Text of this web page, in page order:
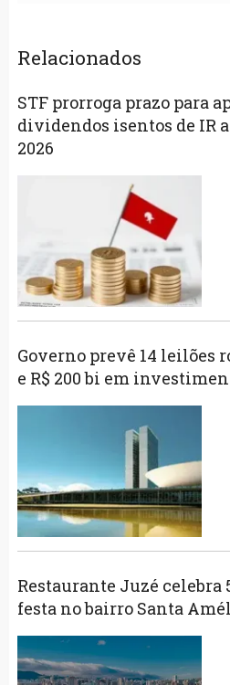
Relacionados
STF prorroga prazo para
dividendos isentos de IR
2026
Governo prevê 14 leilões
e R$ 200 bi em
Restaurante Juzé celebra
festa no bairro Santa